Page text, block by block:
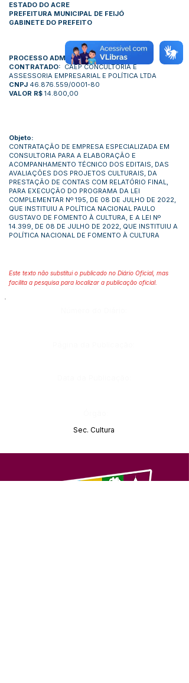
ESTADO DO ACRE
PREFEITURA MUNICIPAL DE FEIJÓ
GABINETE DO PREFEITO
PROCESSO ADM. N°/2023
CONTRATADO: CAEP CONCULTORIA E
ASSESSORIA EMPRESARIAL E POLÍTICA LTDA
CNPJ 46.876.559/0001-80
VALOR R$ 14.800,00
Objeto:
CONTRATAÇÃO DE EMPRESA ESPECIALIZADA EM
CONSULTORIA PARA A ELABORAÇÃO E
ACOMPANHAMENTO TÉCNICO DOS EDITAIS, DAS
AVALIAÇÕES DOS PROJETOS CULTURAIS, DA
PRESTAÇÃO DE CONTAS COM RELATÓRIO FINAL,
PARA EXECUÇÃO DO PROGRAMA DA LEI
COMPLEMENTAR Nº 195, DE 08 DE JULHO DE 2022,
QUE INSTITUIU A POLÍTICA NACIONAL PAULO
GUSTAVO DE FOMENTO À CULTURA, E A LEI Nº
14.399, DE 08 DE JULHO DE 2022, QUE INSTITUIU A
POLÍTICA NACIONAL DE FOMENTO À CULTURA
Este texto não substitui o publicado no Diário Oficial, mas
facilita a pesquisa para localizar a publicação oficial.
Sec. Cultura